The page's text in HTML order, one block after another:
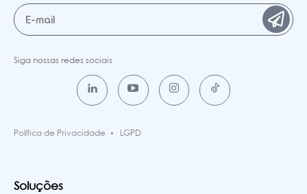
Siga nossas redes sociais
Política de Privacidade LGPD
Soluções